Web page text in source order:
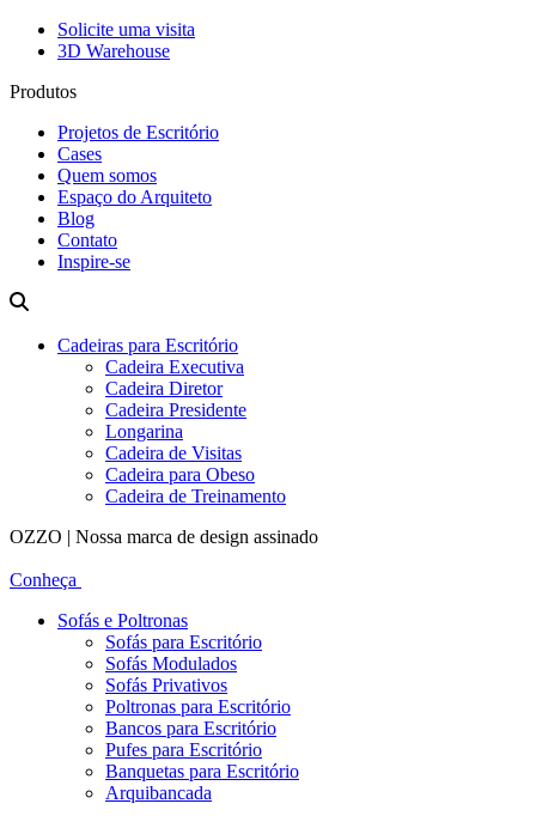
Solicite uma visita
3D Warehouse
Produtos
Projetos de Escritório
Cases
Quem somos
Espaço do Arquiteto
Blog
Contato
Inspire-se
Cadeiras para Escritório
Cadeira Executiva
Cadeira Diretor
Cadeira Presidente
Longarina
Cadeira de Visitas
Cadeira para Obeso
Cadeira de Treinamento
OZZO | Nossa marca de design assinado
Conheça
Sofás e Poltronas
Sofás para Escritório
Sofás Modulados
Sofás Privativos
Poltronas para Escritório
Bancos para Escritório
Pufes para Escritório
Banquetas para Escritório
Arquibancada